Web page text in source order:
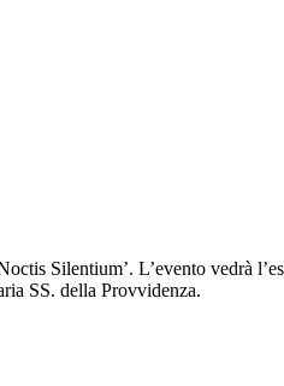
Silentium’. L’evento vedrà
SS. della Provvidenza.